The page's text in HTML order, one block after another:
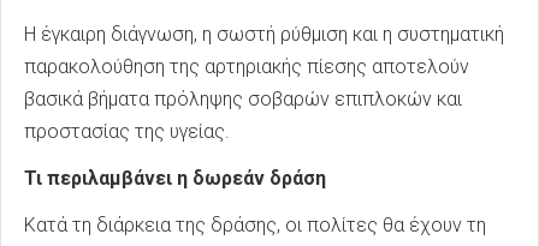
Η έγκαιρη διάγνωση, η σωστή ρύθμιση και η συστηματική
παρακολούθηση της αρτηριακής πίεσης αποτελούν
βασικά βήματα πρόληψης σοβαρών επιπλοκών και
προστασίας της υγείας.
Τι περιλαμβάνει η δωρεάν δράση
Κατά τη διάρκεια της δράσης, οι πολίτες θα έχουν τη